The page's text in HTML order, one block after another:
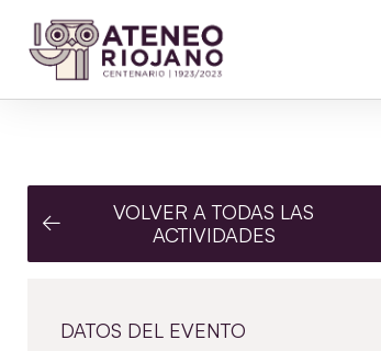
VOLVER A TODAS LAS
ACTIVIDADES
DATOS DEL EVENTO